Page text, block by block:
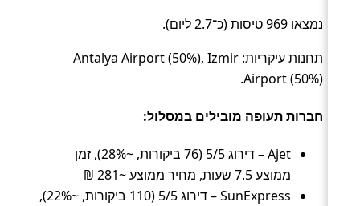
נמצאו 969 טיסות (כ־2.7 ליום).
תחנות עיקריות: Antalya Airport (50%), Izmir
Airport (50%).
חברות תעופה מובילים במסלול:
Ajet – דירוג 5/5 (76 ביקורות, ~28%), זמן
ממוצע 7.5 שעות, מחיר ממוצע ~281 ₪
SunExpress – דירוג 5/5 (110 ביקורות, ~22%),